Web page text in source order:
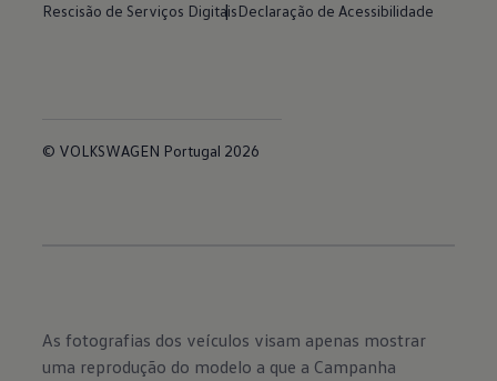
Rescisão de Serviços DigitaisDeclaração de Acessibilidade
© VOLKSWAGEN Portugal 2026
As fotografias dos veículos visam apenas mostrar
uma reprodução do modelo a que a Campanha